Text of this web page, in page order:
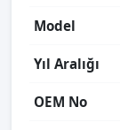
Model
Yıl Aralığı
OEM No